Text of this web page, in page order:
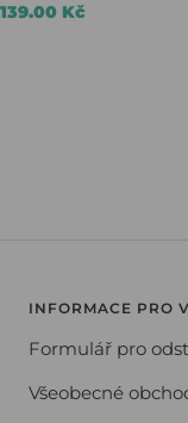
139.00 Kč
INFORMACE PRO
Formulář pro
Všeobecné